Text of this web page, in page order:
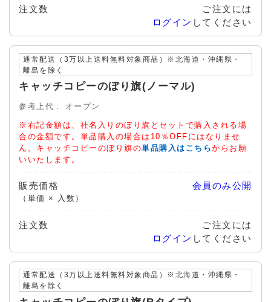
注文数
ご注文には
ログイン してください
通常配送（3万以上送料無料対象商品）※北海道・沖縄県・
離島を除く
キャッチコピーのぼり旗(ノーマル)
参考上代 オープン
※右記金額は、社名入りのぼり旗とセットで購入される場
合の金額です。単品購入の場合は10％OFFにはなりませ
ん。キャッチコピーのぼり旗の単品購入はこちらからお願
いいたします。
販売価格
（単価 × 入数）
会員のみ公開
注文数
ご注文には
ログイン してください
通常配送（3万以上送料無料対象商品）※北海道・沖縄県・
離島を除く